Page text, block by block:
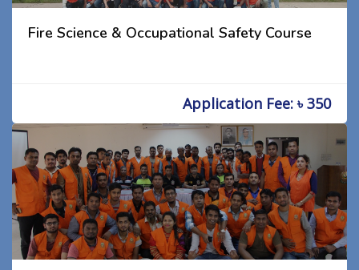
Fire Science & Occupational Safety Course
Application Fee: ৳ 350